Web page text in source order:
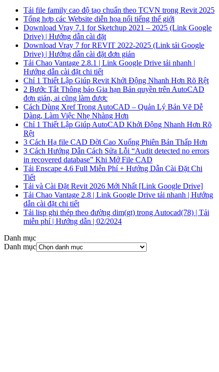
Tải file family cao độ tạo chuẩn theo TCVN trong Revit 2025
Tổng hợp các Website diễn họa nổi tiếng thế giới
Download Vray 7.1 for Sketchup 2021 – 2025 (Link Google
Drive) | Hướng dẫn cài đặt
Download Vray 7 for REVIT 2022-2025 (Link tải Google
Drive) | Hướng dẫn cài đặt đơn giản
Tải Chao Vantage 2.8.1 | Link Google Drive tải nhanh |
Hướng dẫn cài đặt chi tiết
Chỉ 1 Thiết Lập Giúp Revit Khởi Động Nhanh Hơn Rõ Rệt
2 Bước Tắt Thông báo Gia hạn Bản quyền trên AutoCAD
đơn giản, ai cũng làm được
Cách Dùng Xref Trong AutoCAD – Quản Lý Bản Vẽ Dễ
Dàng, Làm Việc Nhẹ Nhàng Hơn
Chỉ 1 Thiết Lập Giúp AutoCAD Khởi Động Nhanh Hơn Rõ
Rệt
3 Cách Hạ file CAD Đời Cao Xuống Phiên Bản Thấp Hơn
3 Cách Hướng Dẫn Cách Sửa Lỗi “Audit detected no errors
in recovered database” Khi Mở File CAD
Tải Enscape 4.6 Full Miễn Phí + Hướng Dẫn Cài Đặt Chi
Tiết
Tải và Cài Đặt Revit 2026 Mới Nhất [Link Google Drive]
Tải Chao Vantage 2.8 | Link Google Drive tải nhanh | Hướng
dẫn cài đặt chi tiết
Tải lisp ghi thép theo đường dim(gt) trong Autocad(78) | Tải
miễn phí | Hướng dẫn | 02/2024
Danh mục
Danh mục